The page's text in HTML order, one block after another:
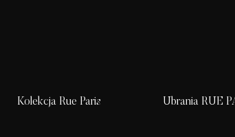
Kolekcja Rue Paris Ubrania RUE